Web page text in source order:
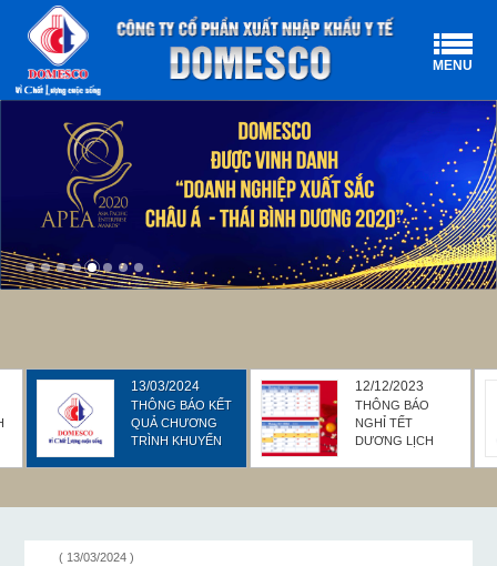
MENU
13/03/2024
THÔNG BÁO KẾT
QUẢ CHƯƠNG
TRÌNH KHUYẾN
LỘC"
12/12/2023
THÔNG BÁO
NGHỈ TẾT
DƯƠNG LỊCH
( 13/03/2024 )